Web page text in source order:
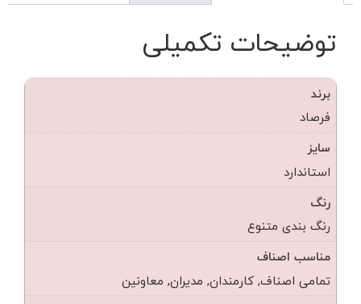
توضیحات تکمیلی
برند
فرصاد
سایز
استاندارد
رنگ
رنگ بندی متنوع
مناسب اصناف
تمامی اصناف, کارمندان, مدیران, معاونین